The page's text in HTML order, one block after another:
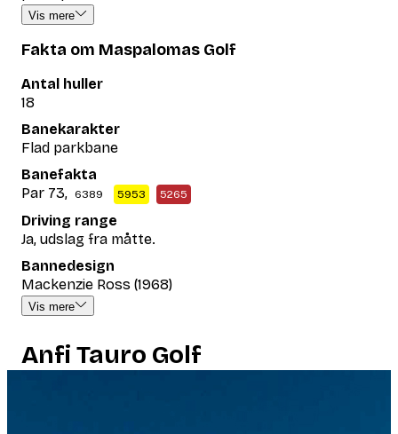
Vis mere
Fakta om Maspalomas Golf
Antal huller
18
Banekarakter
Flad parkbane
Banefakta
Par 73, 6389 5953 5265
Driving range
Ja, udslag fra måtte.
Bannedesign
Mackenzie Ross (1968)
Vis mere
Anfi Tauro Golf